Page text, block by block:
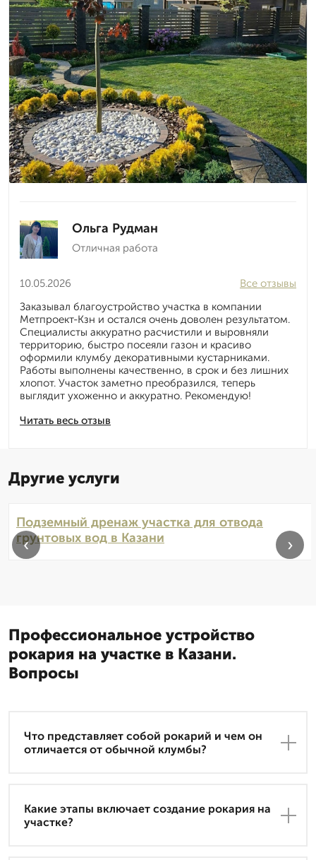
Ольга Рудман
Отличная работа
10.05.2026
Читать весь отзыв
Все отзывы
Заказывал благоустройство участка в компании
Метпроект-Кзн и остался очень доволен результатом.
Специалисты аккуратно расчистили и выровняли
территорию, быстро посеяли газон и красиво
оформили клумбу декоративными кустарниками.
Работы выполнены качественно, в срок и без лишних
хлопот. Участок заметно преобразился, теперь
выглядит ухоженно и аккуратно. Рекомендую!
Другие услуги
Подземный дренаж участка для отвода
грунтовых вод в Казани
‹ ›
Профессиональное устройство
рокария на участке в Казани.
Вопросы
Что представляет собой рокарий и чем он
отличается от обычной клумбы?
Какие этапы включает создание рокария на
участке?